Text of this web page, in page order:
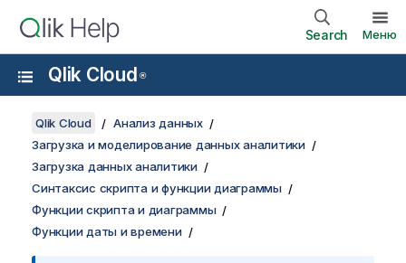
Search Меню
Qlik Cloud ®
Qlik Cloud
Анализ данных
Загрузка и моделирование данных аналитики
Загрузка данных аналитики
Синтаксис скрипта и функции диаграммы
Функции скрипта и диаграммы
Функции даты и времени